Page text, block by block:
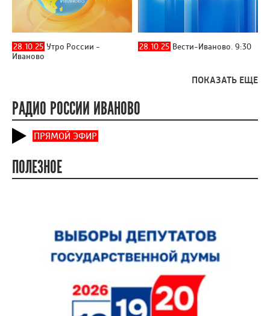
28.10.25 Утро России -
Иваново
28.10.25 Вести-Иваново. 9:30
ПОКАЗАТЬ ЕЩЕ
РАДИО РОССИИ ИВАНОВО
ПРЯМОЙ ЭФИР
ПОЛЕЗНОЕ